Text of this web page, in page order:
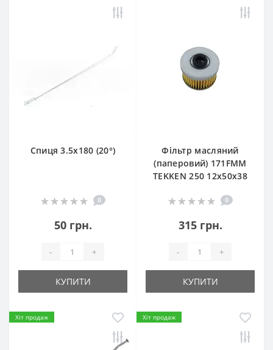
Спиця 3.5х180 (20°)
0
50 грн.
- +
КУПИТИ
Фільтр масляний
(паперовий) 171FMM
TEKKEN 250 12х50х38
0
315 грн.
- +
КУПИТИ
Хіт продаж Хіт продаж